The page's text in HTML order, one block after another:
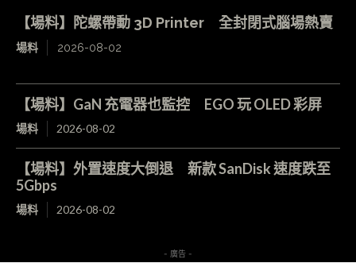
【場料】陀螺帶動 3D Printer 全封閉式腦場熱賣
場料 2026-08-02
【場料】GaN 充電器也監控 EGO 玩 OLED 彩屏
場料 2026-08-02
【場料】外置速度大倒退 新款 SanDisk 速度跌至
5Gbps
場料 2026-08-02
- 廣告 -